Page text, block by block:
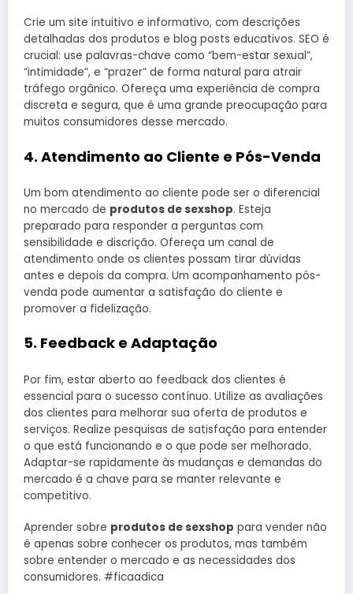
Crie um site intuitivo e informativo, com descrições
detalhadas dos produtos e blog posts educativos. SEO é
crucial: use palavras-chave como “bem-estar sexual”,
“intimidade”, e “prazer” de forma natural para atrair
tráfego orgânico. Ofereça uma experiência de compra
discreta e segura, que é uma grande preocupação para
muitos consumidores desse mercado.
4. Atendimento ao Cliente e Pós-Venda
Um bom atendimento ao cliente pode ser o diferencial
no mercado de produtos de sexshop. Esteja
preparado para responder a perguntas com
sensibilidade e discrição. Ofereça um canal de
atendimento onde os clientes possam tirar dúvidas
antes e depois da compra. Um acompanhamento pós-
venda pode aumentar a satisfação do cliente e
promover a fidelização.
5. Feedback e Adaptação
Por fim, estar aberto ao feedback dos clientes é
essencial para o sucesso contínuo. Utilize as avaliações
dos clientes para melhorar sua oferta de produtos e
serviços. Realize pesquisas de satisfação para entender
o que está funcionando e o que pode ser melhorado.
Adaptar-se rapidamente às mudanças e demandas do
mercado é a chave para se manter relevante e
competitivo.
Aprender sobre produtos de sexshop para vender não
é apenas sobre conhecer os produtos, mas também
sobre entender o mercado e as necessidades dos
consumidores. #ficaadica